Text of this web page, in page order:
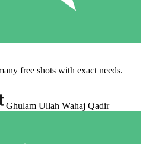
free shots with exact needs.
Ghulam Ullah Wahaj Qadir